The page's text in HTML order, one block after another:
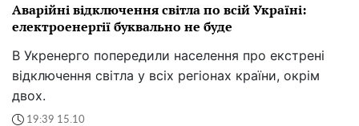
Аварійні відключення світла по всій Україні:
електроенергії буквально не буде
В Укренерго попередили населення про екстрені
відключення світла у всіх регіонах країни, окрім
двох.
19:39 15.10